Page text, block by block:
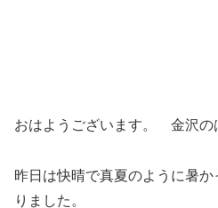
おはようございます。 金沢の
昨日は快晴で真夏のように暑
りました。